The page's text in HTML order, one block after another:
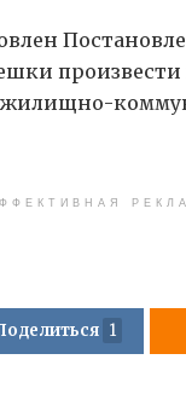
1